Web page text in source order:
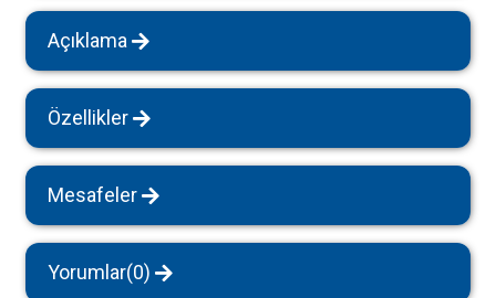
Açıklama
Özellikler
Mesafeler
Yorumlar(0)